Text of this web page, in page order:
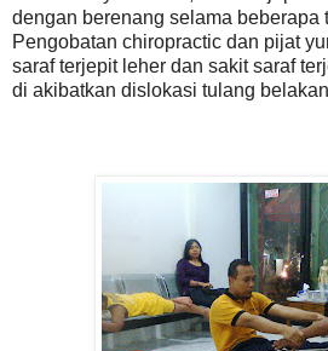
dengan berenang selama beberapa
Pengobatan chiropractic dan pijat
saraf terjepit leher dan sakit saraf
di akibatkan dislokasi tulang